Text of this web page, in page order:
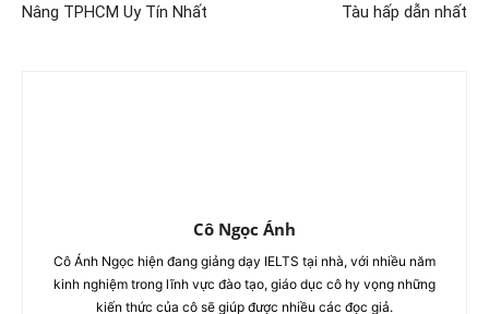
Nâng TPHCM Uy Tín Nhất
Tàu hấp dẫn nhất
Cô Ngọc Ánh
Cô Ánh Ngọc hiện đang giảng dạy IELTS tại nhà, với nhiều năm
kinh nghiệm trong lĩnh vực đào tạo, giáo dục cô hy vọng những
kiến thức của cô sẽ giúp được nhiều các đọc giả.